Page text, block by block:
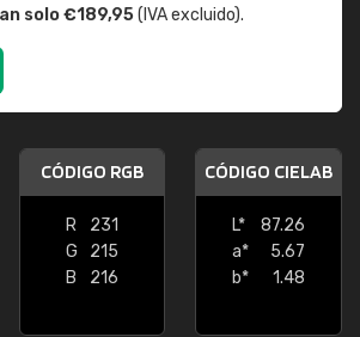
solo €189,95(IVA excluido).
CÓDIGO RGB
R
231
G
215
B
216
CÓDIGO CIELAB
L*
87.26
a*
5.67
b*
1.48